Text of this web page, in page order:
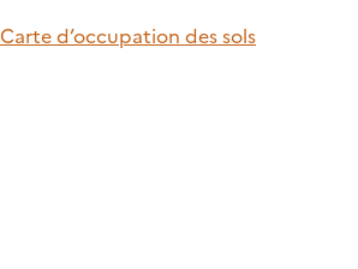
Carte d’occupation des sols